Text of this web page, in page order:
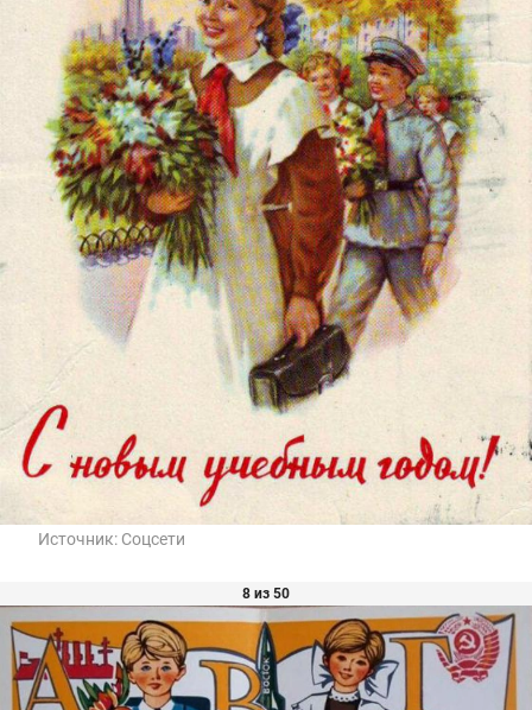
Источник: Соцсети
8 из 50